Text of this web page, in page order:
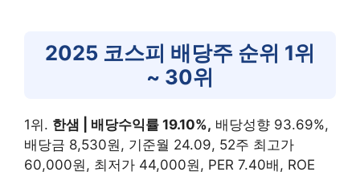
2025 코스피 배당주 순위 1위
~ 30위
1위. 한샘 | 배당수익률 19.10%, 배당성향 93.69%,
배당금 8,530원, 기준월 24.09, 52주 최고가
60,000원, 최저가 44,000원, PER 7.40배, ROE